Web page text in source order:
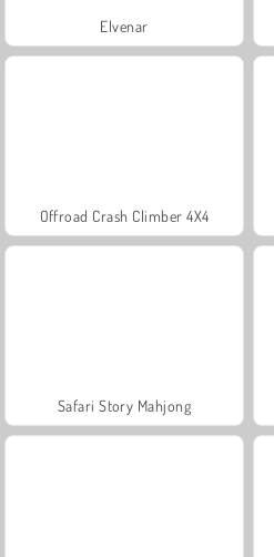
Elvenar
Offroad Crash Climber 4X4
Safari Story Mahjong